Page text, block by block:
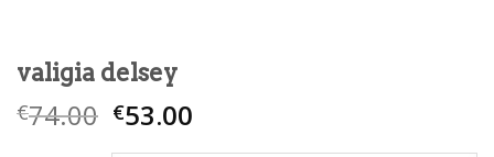
valigia delsey
€74.00 €53.00